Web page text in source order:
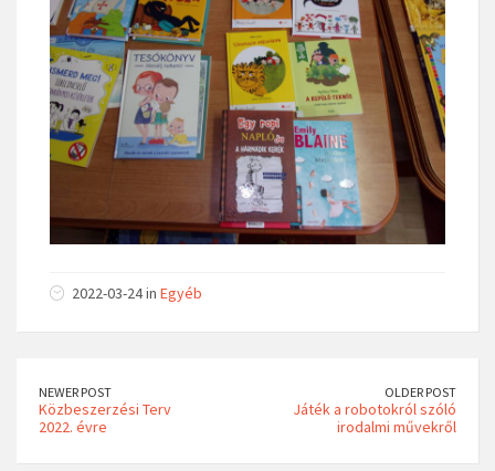
2022-03-24 in Egyéb
NEWER POST
Közbeszerzési Terv
2022. évre
OLDER POST
Játék a robotokról szóló
irodalmi művekről